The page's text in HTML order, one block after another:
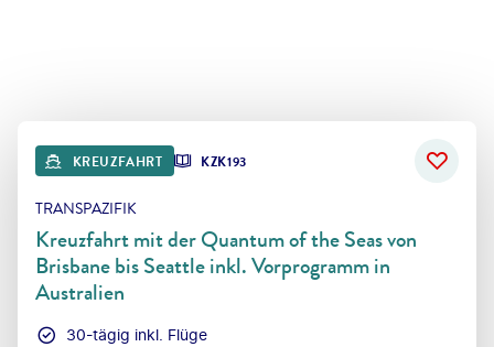
KREUZFAHRT KZK193
TRANSPAZIFIK
Kreuzfahrt mit der Quantum of the Seas von
Brisbane bis Seattle inkl. Vorprogramm in
Australien
30-tägig inkl. Flüge